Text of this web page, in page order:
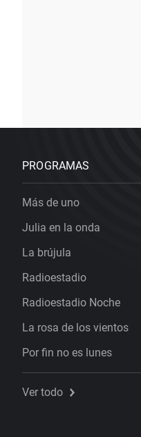
PROGRAMAS
Más de uno
Julia en la onda
La brújula
Radioestadio
Radioestadio Noche
La rosa de los vientos
Por fin no es lunes
Ver todo